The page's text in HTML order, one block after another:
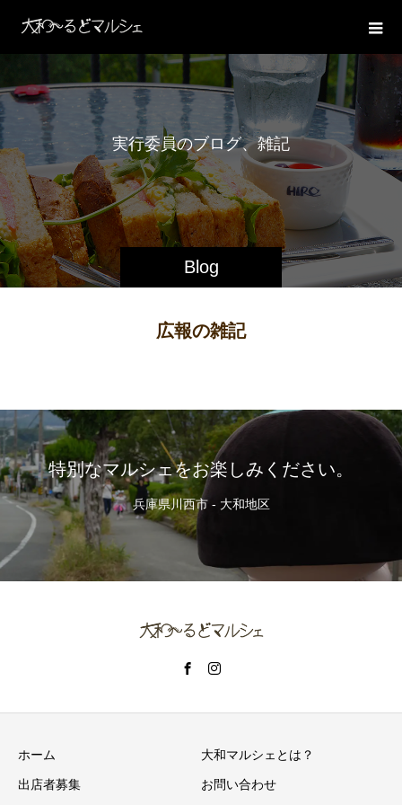
Blog
実行委員のブログ、雑記
広報の雑記
特別なマルシェをお楽しみください。
兵庫県川西市 - 大和地区
ホーム 大和マルシェとは？
出店者募集 お問い合わせ